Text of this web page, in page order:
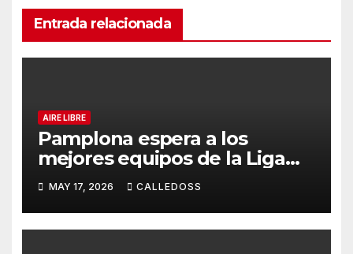
Entrada relacionada
AIRE LIBRE
Pamplona espera a los
mejores equipos de la Liga
Joma e Iberdrola
MAY 17, 2026 CALLEDOSS